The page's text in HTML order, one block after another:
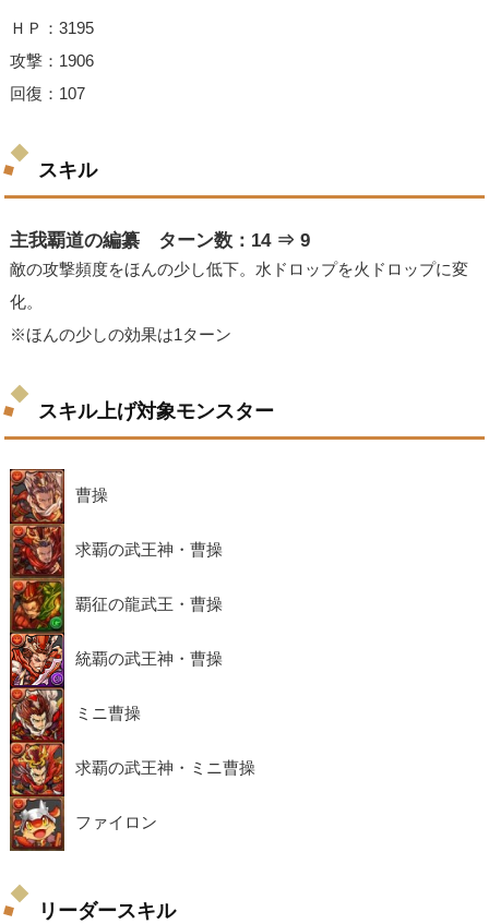
ＨＰ：3195
攻撃：1906
回復：107
スキル
主我覇道の編纂 ターン数：14 ⇒ 9
敵の攻撃頻度をほんの少し低下。水ドロップを火ドロップに変
化。
※ほんの少しの効果は1ターン
スキル上げ対象モンスター
曹操
求覇の武王神・曹操
覇征の龍武王・曹操
統覇の武王神・曹操
ミニ曹操
求覇の武王神・ミニ曹操
ファイロン
リーダースキル